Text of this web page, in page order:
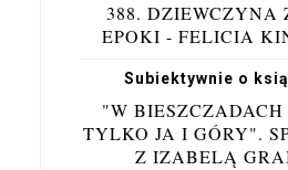
388. DZIEWCZYNA
EPOKI - FELICIA
Subiektywnie o
"W BIESZCZADACH
TYLKO JA I GÓRY".
Z IZABELĄ